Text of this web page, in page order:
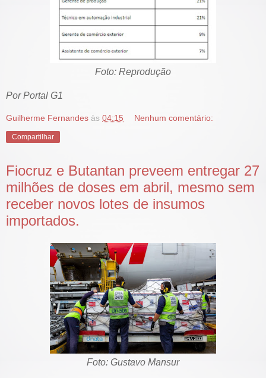
Foto: Reprodução
Por Portal G1
Guilherme Fernandes às 04:15 Nenhum comentário:
Compartilhar
Fiocruz e Butantan preveem entregar 27
milhões de doses em abril, mesmo sem
receber novos lotes de insumos
importados.
Foto: Gustavo Mansur